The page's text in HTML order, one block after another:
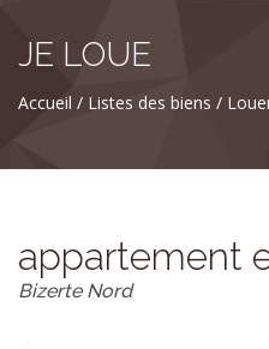
JE LOUE
Accueil Listes des biens
appartement
Bizerte Nord